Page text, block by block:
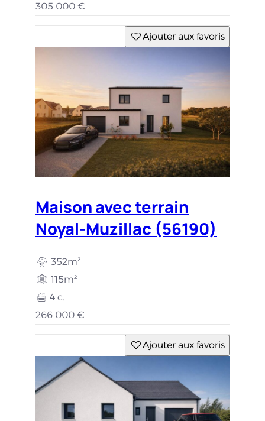
305 000 €
Ajouter aux favoris
Maison avec terrain
Noyal-Muzillac (56190)
352m²
115m²
4 c.
266 000 €
Ajouter aux favoris